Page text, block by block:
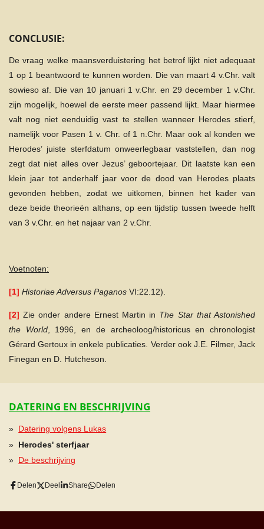
CONCLUSIE:
De vraag welke maansverduistering het betrof lijkt niet adequaat
1 op 1 beantwoord te kunnen worden. Die van maart 4 v.Chr. valt
sowieso af. Die van 10 januari 1 v.Chr. en 29 december 1 v.Chr.
zijn mogelijk, hoewel de eerste meer passend lijkt. Maar hiermee
valt nog niet eenduidig vast te stellen wanneer Herodes stierf,
namelijk voor Pasen 1 v. Chr. of 1 n.Chr. Maar ook al konden we
Herodes’ juiste sterfdatum onweerlegbaar vaststellen, dan nog
zegt dat niet alles over Jezus’ geboortejaar. Dit laatste kan een
klein jaar tot anderhalf jaar voor de dood van Herodes plaats
gevonden hebben, zodat we uitkomen, binnen het kader van
deze beide theorieën althans, op een tijdstip tussen tweede helft
van 3 v.Chr. en het najaar van 2 v.Chr.
Voetnoten:
[1] Historiae Adversus Paganos VI:22.12).
[2] Zie onder andere Ernest Martin in The Star that Astonished
the World, 1996, en de archeoloog/historicus en chronologist
Gérard Gertoux in enkele publicaties. Verder ook J.E. Filmer, Jack
Finegan en D. Hutcheson.
DATERING EN BESCHRIJVING
Datering volgens Lukas
Herodes' sterfjaar
De beschrijving
Delen Deel Share Delen